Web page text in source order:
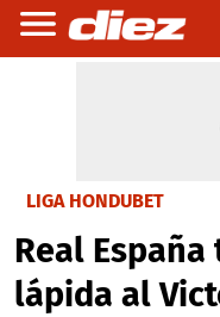
LIGA HONDUBET
Real
lápida al